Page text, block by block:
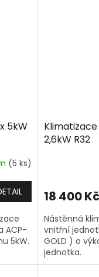
5kW
(5 ks)
ACP-
5kW.
Klimatizace
2,6kW R32
18 400 Kč
Nástěnná
vnitřní
GOLD ) o
jednotka.